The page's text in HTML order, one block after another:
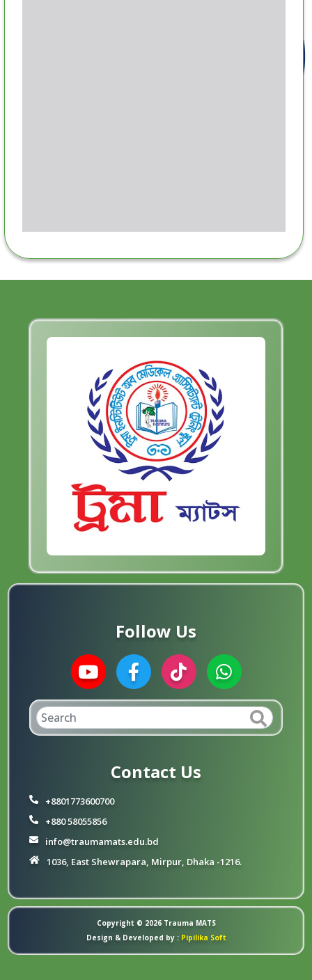
Follow Us
Contact Us
+8801773600700
+880 58055856
info@traumamats.edu.bd
1036, East Shewrapara, Mirpur, Dhaka -1216.
Copyright © 2026 Trauma MATS
Design & Developed by :Pipilika Soft